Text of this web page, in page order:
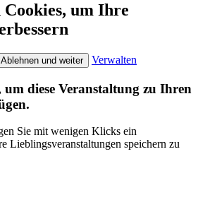
um Ihre
Ablehnen und weiter Verwalten
um diese Veranstaltung zu Ihren
Sie mit wenigen Klicks ein
Lieblingsveranstaltungen speichern zu